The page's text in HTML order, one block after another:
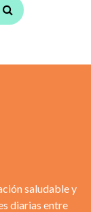
saludable y
diarias entre